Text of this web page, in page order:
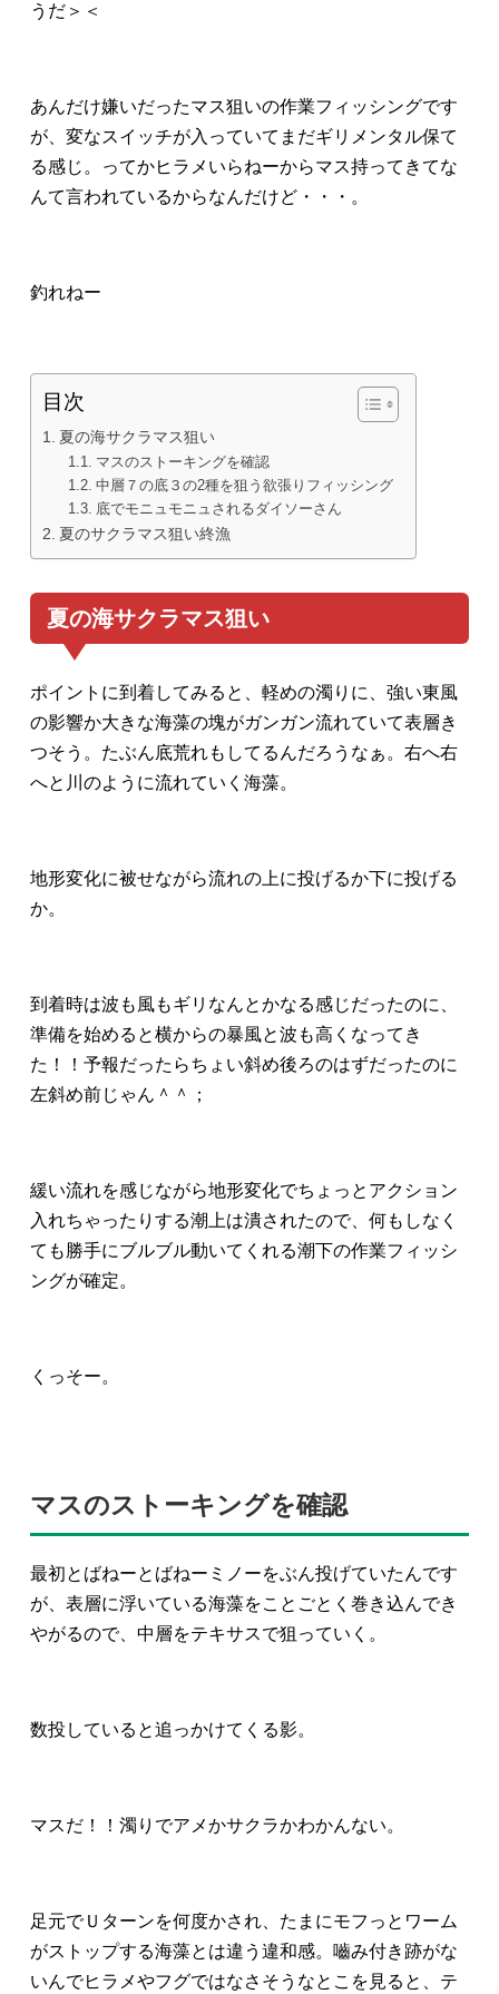
うだ＞＜
あんだけ嫌いだったマス狙いの作業フィッシングです
が、変なスイッチが入っていてまだギリメンタル保て
る感じ。ってかヒラメいらねーからマス持ってきてな
んて言われているからなんだけど・・・。
釣れねー
目次
夏の海サクラマス狙い
マスのストーキングを確認
中層７の底３の2種を狙う欲張りフィッシング
底でモニュモニュされるダイソーさん
夏のサクラマス狙い終漁
夏の海サクラマス狙い
ポイントに到着してみると、軽めの濁りに、強い東風
の影響か大きな海藻の塊がガンガン流れていて表層き
つそう。たぶん底荒れもしてるんだろうなぁ。右へ右
へと川のように流れていく海藻。
地形変化に被せながら流れの上に投げるか下に投げる
か。
到着時は波も風もギリなんとかなる感じだったのに、
準備を始めると横からの暴風と波も高くなってき
た！！予報だったらちょい斜め後ろのはずだったのに
左斜め前じゃん＾＾；
緩い流れを感じながら地形変化でちょっとアクション
入れちゃったりする潮上は潰されたので、何もしなく
ても勝手にブルブル動いてくれる潮下の作業フィッシ
ングが確定。
くっそー。
マスのストーキングを確認
最初とばねーとばねーミノーをぶん投げていたんです
が、表層に浮いている海藻をことごとく巻き込んでき
やがるので、中層をテキサスで狙っていく。
数投していると追っかけてくる影。
マスだ！！濁りでアメかサクラかわかんない。
足元でＵターンを何度かされ、たまにモフっとワーム
がストップする海藻とは違う違和感。嚙み付き跡がな
いんでヒラメやフグではなさそうなとこを見ると、テ